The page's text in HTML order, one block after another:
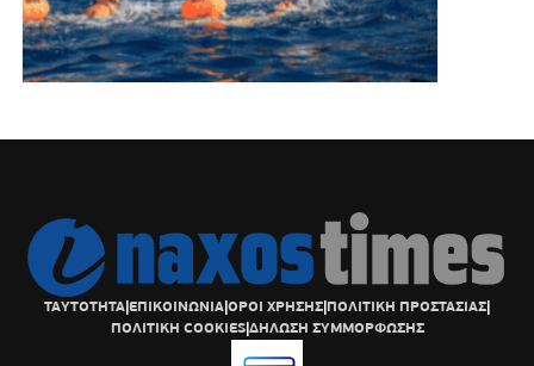
ΤΑΥΤΟΤΗΤΑ|ΕΠΙΚΟΙΝΩΝΙΑ|ΟΡΟΙ ΧΡΗΣΗΣ|ΠΟΛΙΤΙΚΗ ΠΡΟΣΤΑΣΙΑΣ|
ΠΟΛΙΤΙΚΗ COOKIES|ΔΗΛΩΣΗ ΣΥΜΜΟΡΦΩΣΗΣ